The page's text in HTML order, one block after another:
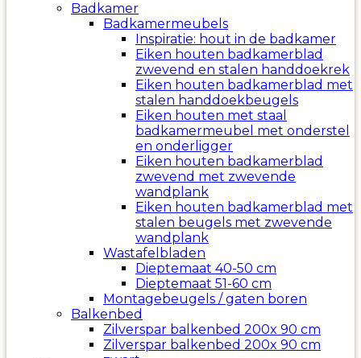
Badkamer
Badkamermeubels
Inspiratie: hout in de badkamer
Eiken houten badkamerblad
zwevend en stalen handdoekrek
Eiken houten badkamerblad met
stalen handdoekbeugels
Eiken houten met staal
badkamermeubel met onderstel
en onderligger
Eiken houten badkamerblad
zwevend met zwevende
wandplank
Eiken houten badkamerblad met
stalen beugels met zwevende
wandplank
Wastafelbladen
Dieptemaat 40-50 cm
Dieptemaat 51-60 cm
Montagebeugels / gaten boren
Balkenbed
Zilverspar balkenbed 200x 90 cm
Zilverspar balkenbed 200x 90 cm